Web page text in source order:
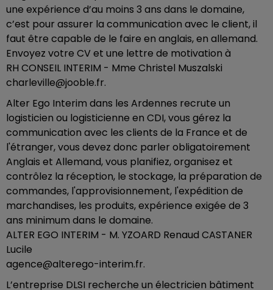
une expérience d’au moins 3 ans dans le domaine,
c’est pour assurer la communication avec le client, il
faut être capable de le faire en anglais, en allemand.
Envoyez votre CV et une lettre de motivation à
RH CONSEIL INTERIM - Mme Christel Muszalski
charleville@jooble.fr.
Alter Ego Interim dans les Ardennes recrute un
logisticien ou logisticienne en CDI, vous gérez la
communication avec les clients de la France et de
l'étranger, vous devez donc parler obligatoirement
Anglais et Allemand, vous planifiez, organisez et
contrôlez la réception, le stockage, la préparation de
commandes, l'approvisionnement, l'expédition de
marchandises, les produits, expérience exigée de 3
ans minimum dans le domaine.
ALTER EGO INTERIM - M. YZOARD Renaud CASTANER
Lucile
agence@alterego-interim.fr.
L’entreprise DLSI recherche un électricien bâtiment